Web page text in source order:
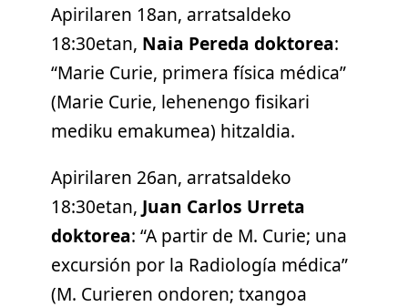
Apirilaren 18an, arratsaldeko
18:30etan, Naia Pereda doktorea:
“Marie Curie, primera física médica”
(Marie Curie, lehenengo fisikari
mediku emakumea) hitzaldia.
Apirilaren 26an, arratsaldeko
18:30etan, Juan Carlos Urreta
doktorea: “A partir de M. Curie; una
excursión por la Radiología médica”
(M. Curieren ondoren; txangoa